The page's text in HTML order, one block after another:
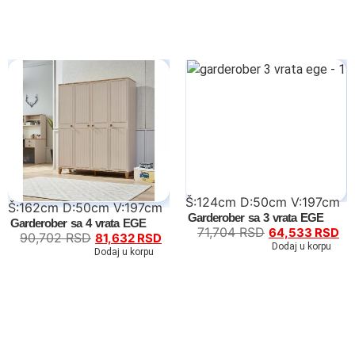
Š:162cm D:50cm V:197cm
Garderober sa 4 vrata EGE
90,702RSD 81,632 RSD
Dodaj u korpu
Š:124cm D:50cm V:197cm
Garderober sa 3 vrata EGE
71,704RSD 64,533 RSD
Dodaj u korpu